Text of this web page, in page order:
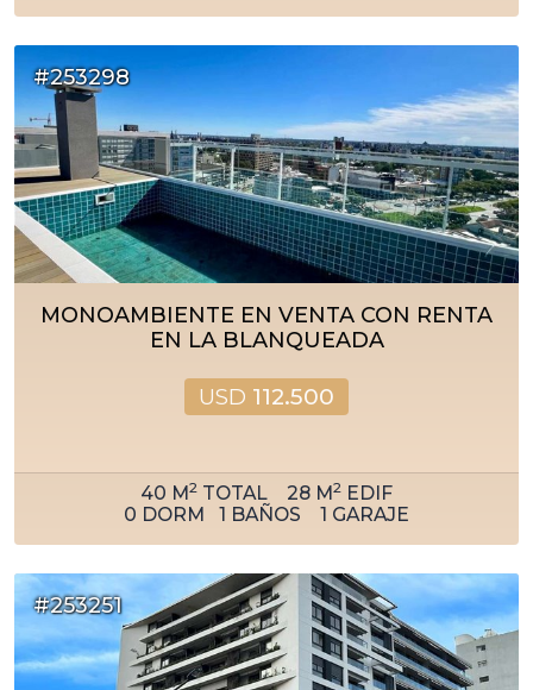
#253298
MONOAMBIENTE EN VENTA CON RENTA
EN LA BLANQUEADA
USD 112.500
40 M2 TOTAL 28 M2 EDIF
0 DORM 1 BAÑOS 1 GARAJE
#253251